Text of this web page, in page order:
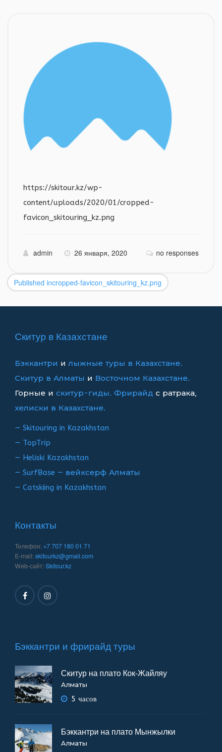
https://skitour.kz/wp-
content/uploads/2020/01/cropped-
favicon_skitouring_kz.png
admin 26 января, 2020 no responses
Навигация
по
Published incropped-favicon_skitouring_kz.png
Скитур в Казахстане
Бэккантри илыжные туры в Казахстане.
Скитур в Алматы и Восточном Казахстане.
Горные и скитур-гиды. Фрирайд с ратрака,
хелиски в Казахстане.
— Skitouring in Kazakhstan
— TopTrip
— Heliski Kazakhstan
— SurfBase — вейксерф Алматы
— Catskiing in Kazakhstan
Контакты
Телефон:+7 707 180 01 71
E-mail:skitourkz@gmail.com
Web-сайт:Skitour.kz
Бэккантри и фрирайд туры
Скитур на плато Кок-Жайляу
Алматы
5 часов
Бэккантри на плато Мынжылки
Алматы